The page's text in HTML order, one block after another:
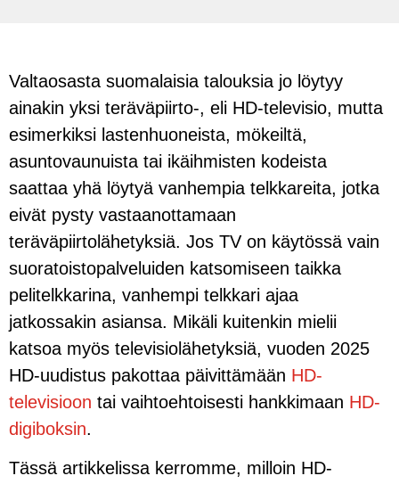
Valtaosasta suomalaisia talouksia jo löytyy
ainakin yksi teräväpiirto-, eli HD-televisio, mutta
esimerkiksi lastenhuoneista, mökeiltä,
asuntovaunuista tai ikäihmisten kodeista
saattaa yhä löytyä vanhempia telkkareita, jotka
eivät pysty vastaanottamaan
teräväpiirtolähetyksiä. Jos TV on käytössä vain
suoratoistopalveluiden katsomiseen taikka
pelitelkkarina, vanhempi telkkari ajaa
jatkossakin asiansa. Mikäli kuitenkin mielii
katsoa myös televisiolähetyksiä, vuoden 2025
HD-uudistus pakottaa päivittämään HD-
televisioon tai vaihtoehtoisesti hankkimaan HD-
digiboksin.
Tässä artikkelissa kerromme, milloin HD-